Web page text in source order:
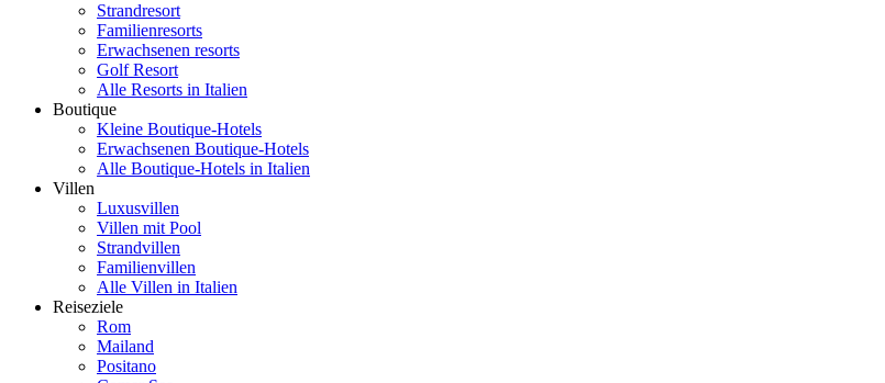
Strandresort
Familienresorts
Erwachsenen resorts
Golf Resort
Alle Resorts in Italien
Boutique
Kleine Boutique-Hotels
Erwachsenen Boutique-Hotels
Alle Boutique-Hotels in Italien
Villen
Luxusvillen
Villen mit Pool
Strandvillen
Familienvillen
Alle Villen in Italien
Reiseziele
Rom
Mailand
Positano